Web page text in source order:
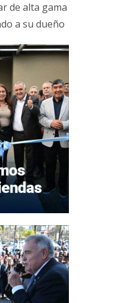
de alta gama
a su dueño